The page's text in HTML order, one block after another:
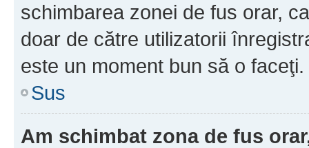
schimbarea zonei de fus orar,
doar de către utilizatorii
este un moment bun să o faceţi.
Sus
Am schimbat zona de fus